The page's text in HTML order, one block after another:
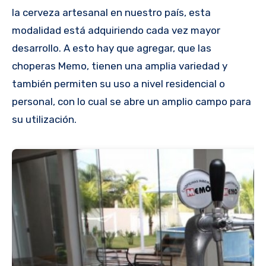
la cerveza artesanal en nuestro país, esta
modalidad está adquiriendo cada vez mayor
desarrollo. A esto hay que agregar, que las
choperas Memo, tienen una amplia variedad y
también permiten su uso a nivel residencial o
personal, con lo cual se abre un amplio campo para
su utilización.